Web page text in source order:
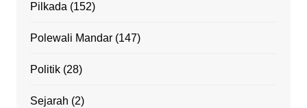
Pilkada (152)
Polewali Mandar(147)
Politik(28)
Sejarah (2)